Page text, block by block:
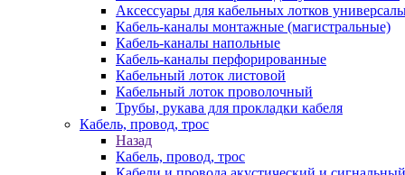
Аксессуары для кабельных лотков
Кабель-каналы монтажные (магистральные)
Кабель-каналы напольные
Кабель-каналы перфорированные
Кабельный лоток листовой
Кабельный лоток проволочный
Трубы, рукава для прокладки кабеля
Кабель, провод, трос
Назад
Кабель, провод, трос